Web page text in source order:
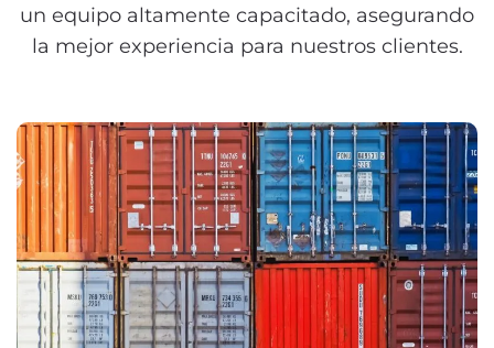
un equipo altamente capacitado, asegurando
la mejor experiencia para nuestros clientes.